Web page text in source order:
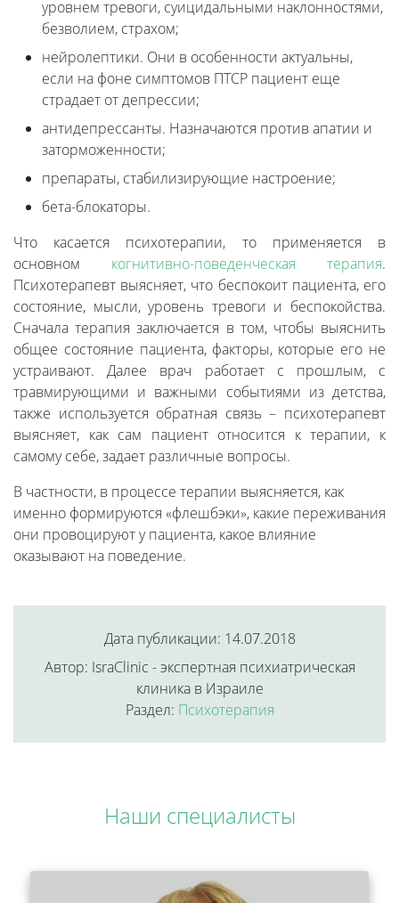
уровнем тревоги, суицидальными наклонностями,
безволием, страхом;
нейролептики. Они в особенности актуальны,
если на фоне симптомов ПТСР пациент еще
страдает от депрессии;
антидепрессанты. Назначаются против апатии и
заторможенности;
препараты, стабилизирующие настроение;
бета-блокаторы.
Что касается психотерапии, то применяется в
основном когнитивно-поведенческая терапия.
Психотерапевт выясняет, что беспокоит пациента, его
состояние, мысли, уровень тревоги и беспокойства.
Сначала терапия заключается в том, чтобы выяснить
общее состояние пациента, факторы, которые его не
устраивают. Далее врач работает с прошлым, с
травмирующими и важными событиями из детства,
также используется обратная связь – психотерапевт
выясняет, как сам пациент относится к терапии, к
самому себе, задает различные вопросы.
В частности, в процессе терапии выясняется, как
именно формируются «флешбэки», какие переживания
они провоцируют у пациента, какое влияние
оказывают на поведение.
Дата публикации: 14.07.2018
Автор: IsraClinic - экспертная психиатрическая
клиника в Израиле
Раздел: Психотерапия
Наши специалисты